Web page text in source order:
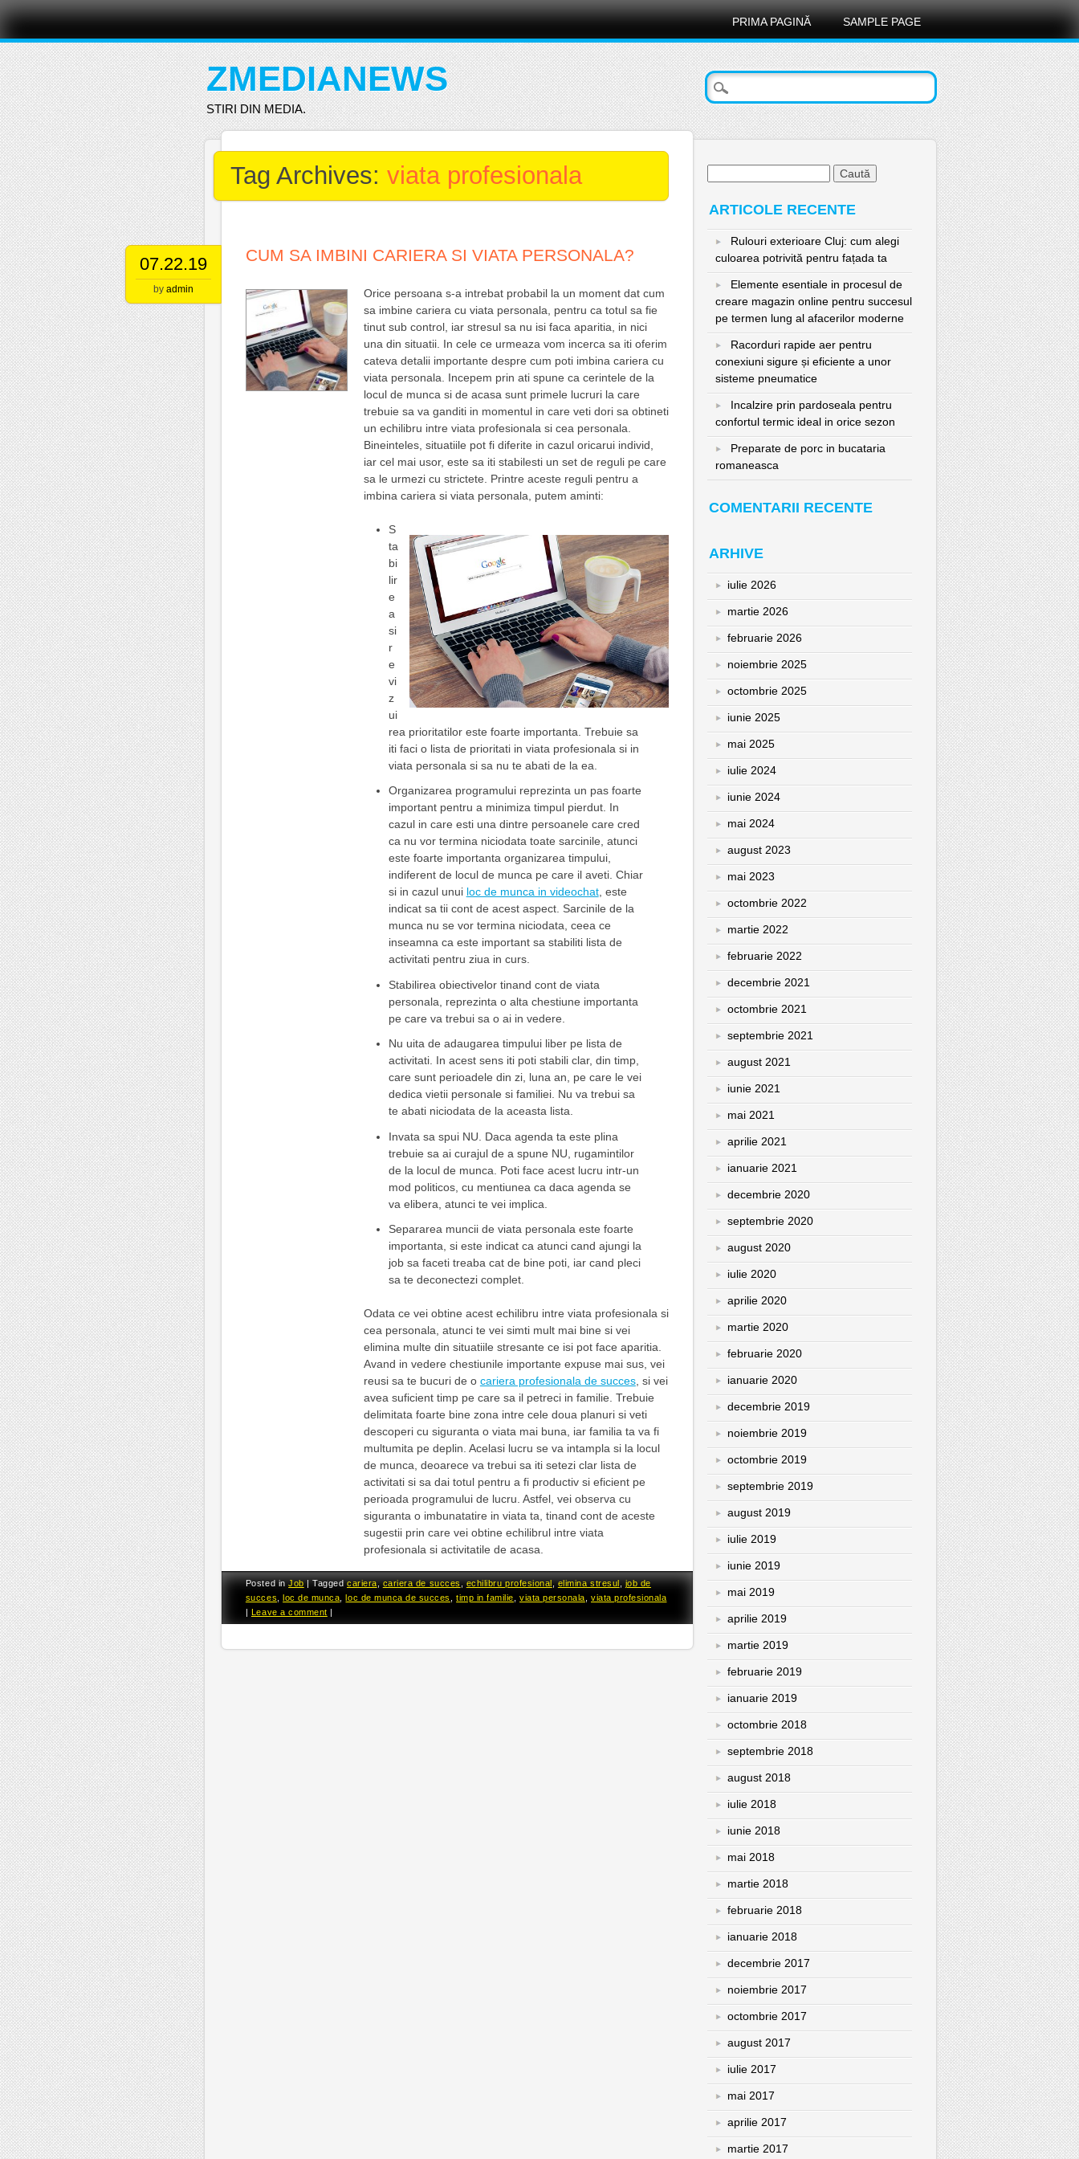
Main menu
Skip
content
PRIMA PAGINĂ SAMPLE PAGE
ZMEDIANEWS
STIRI DIN MEDIA.
Tag Archives: viata profesionala
07.22.19
by admin
CUM SA IMBINI CARIERA SI VIATA PERSONALA?
Orice persoana s-a intrebat probabil la un moment dat cum
sa imbine cariera cu viata personala, pentru ca totul sa fie
tinut sub control, iar stresul sa nu isi faca aparitia, in nici
una din situatii. In cele ce urmeaza vom incerca sa iti oferim
cateva detalii importante despre cum poti imbina cariera cu
viata personala. Incepem prin ati spune ca cerintele de la
locul de munca si de acasa sunt primele lucruri la care
trebuie sa va ganditi in momentul in care veti dori sa obtineti
un echilibru intre viata profesionala si cea personala.
Bineinteles, situatiile pot fi diferite in cazul oricarui individ,
iar cel mai usor, este sa iti stabilesti un set de reguli pe care
sa le urmezi cu strictete. Printre aceste reguli pentru a
imbina cariera si viata personala, putem aminti:
S
ta
bi
lir
e
a
si
r
e
vi
z
ui
rea prioritatilor este foarte importanta. Trebuie sa
iti faci o lista de prioritati in viata profesionala si in
viata personala si sa nu te abati de la ea.
Organizarea programului reprezinta un pas foarte
important pentru a minimiza timpul pierdut. In
cazul in care esti una dintre persoanele care cred
ca nu vor termina niciodata toate sarcinile, atunci
este foarte importanta organizarea timpului,
indiferent de locul de munca pe care il aveti. Chiar
si in cazul unui loc de munca in videochat, este
indicat sa tii cont de acest aspect. Sarcinile de la
munca nu se vor termina niciodata, ceea ce
inseamna ca este important sa stabiliti lista de
activitati pentru ziua in curs.
Stabilirea obiectivelor tinand cont de viata
personala, reprezinta o alta chestiune importanta
pe care va trebui sa o ai in vedere.
Nu uita de adaugarea timpului liber pe lista de
activitati. In acest sens iti poti stabili clar, din timp,
care sunt perioadele din zi, luna an, pe care le vei
dedica vietii personale si familiei. Nu va trebui sa
te abati niciodata de la aceasta lista.
Invata sa spui NU. Daca agenda ta este plina
trebuie sa ai curajul de a spune NU, rugamintilor
de la locul de munca. Poti face acest lucru intr-un
mod politicos, cu mentiunea ca daca agenda se
va elibera, atunci te vei implica.
Separarea muncii de viata personala este foarte
importanta, si este indicat ca atunci cand ajungi la
job sa faceti treaba cat de bine poti, iar cand pleci
sa te deconectezi complet.
Odata ce vei obtine acest echilibru intre viata profesionala si
cea personala, atunci te vei simti mult mai bine si vei
elimina multe din situatiile stresante ce isi pot face aparitia.
Avand in vedere chestiunile importante expuse mai sus, vei
reusi sa te bucuri de o cariera profesionala de succes, si vei
avea suficient timp pe care sa il petreci in familie. Trebuie
delimitata foarte bine zona intre cele doua planuri si veti
descoperi cu siguranta o viata mai buna, iar familia ta va fi
multumita pe deplin. Acelasi lucru se va intampla si la locul
de munca, deoarece va trebui sa iti setezi clar lista de
activitati si sa dai totul pentru a fi productiv si eficient pe
perioada programului de lucru. Astfel, vei observa cu
siguranta o imbunatatire in viata ta, tinand cont de aceste
sugestii prin care vei obtine echilibrul intre viata
profesionala si activitatile de acasa.
Posted inJob |Taggedcariera,cariera de succes,echilibru profesional,elimina stresul,job de
succes ,loc de munca ,loc de munca de succes ,timp in familie ,viata personala
viata profesionala
| Leave a comment |
ARTICOLE RECENTE
Rulouri exterioare Cluj: cum alegi
culoarea potrivită pentru fațada ta
Elemente esentiale in procesul de
creare magazin online pentru succesul
pe termen lung al afacerilor moderne
Racorduri rapide aer pentru
conexiuni sigure și eficiente a unor
sisteme pneumatice
Incalzire prin pardoseala pentru
confortul termic ideal in orice sezon
Preparate de porc in bucataria
romaneasca
COMENTARII RECENTE
ARHIVE
iulie 2026
martie 2026
februarie 2026
noiembrie 2025
octombrie 2025
iunie 2025
mai 2025
iulie 2024
iunie 2024
mai 2024
august 2023
mai 2023
octombrie 2022
martie 2022
februarie 2022
decembrie 2021
octombrie 2021
septembrie 2021
august 2021
iunie 2021
mai 2021
aprilie 2021
ianuarie 2021
decembrie 2020
septembrie 2020
august 2020
iulie 2020
aprilie 2020
martie 2020
februarie 2020
ianuarie 2020
decembrie 2019
noiembrie 2019
octombrie 2019
septembrie 2019
august 2019
iulie 2019
iunie 2019
mai 2019
aprilie 2019
martie 2019
februarie 2019
ianuarie 2019
octombrie 2018
septembrie 2018
august 2018
iulie 2018
iunie 2018
mai 2018
martie 2018
februarie 2018
ianuarie 2018
decembrie 2017
noiembrie 2017
octombrie 2017
august 2017
iulie 2017
mai 2017
aprilie 2017
martie 2017